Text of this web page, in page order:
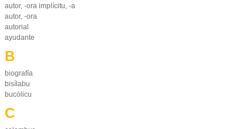
autor, -ora implícitu, -a
autor, -ora
autorial
ayudante
B
biografía
bisílabu
bucólicu
C